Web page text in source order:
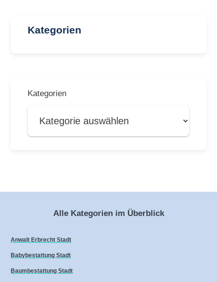
Kategorien
Kategorien
Alle Kategorien im Überblick
Anwalt Erbrecht Stadt
Babybestattung Stadt
Baumbestattung Stadt